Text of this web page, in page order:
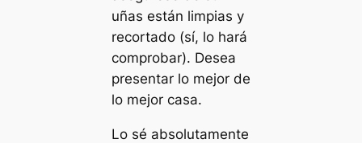
uñas están limpias y
recortado (sí, lo hará
comprobar). Desea
presentar lo mejor de
lo mejor casa.
Lo sé absolutamente